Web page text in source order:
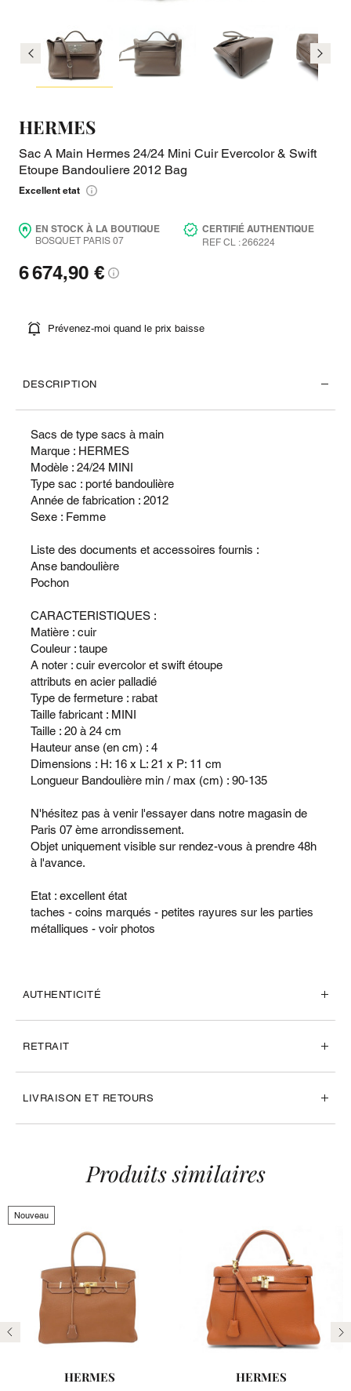
HERMES
Sac A Main Hermes 24/24 Mini Cuir Evercolor & Swift
Etoupe Bandouliere 2012 Bag
Excellent etat
EN STOCK À LA BOUTIQUE
BOSQUET PARIS 07
CERTIFIÉ AUTHENTIQUE
REF CL : 266224
6 674,90 €
Prévenez-moi quand le prix baisse
DESCRIPTION
Sacs de type sacs à main
Marque : HERMES
Modèle : 24/24 MINI
Type sac : porté bandoulière
Année de fabrication : 2012
Sexe : Femme
Liste des documents et accessoires fournis :
Anse bandoulière
Pochon
CARACTERISTIQUES :
Matière : cuir
Couleur : taupe
A noter : cuir evercolor et swift étoupe
attributs en acier palladié
Type de fermeture : rabat
Taille fabricant : MINI
Taille : 20 à 24 cm
Hauteur anse (en cm) : 4
Dimensions : H: 16 x L: 21 x P: 11 cm
Longueur Bandoulière min / max (cm) : 90-135
N'hésitez pas à venir l'essayer dans notre magasin de
Paris 07 ème arrondissement.
Objet uniquement visible sur rendez-vous à prendre 48h
à l'avance.
Etat : excellent état
taches - coins marqués - petites rayures sur les parties
métalliques - voir photos
AUTHENTICITÉ
RETRAIT
LIVRAISON ET RETOURS
Précédent
Produits similaires
Nouveau
HERMES HERMES